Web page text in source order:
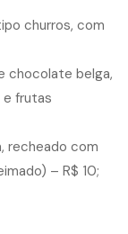
churros, com
chocolate belga,
frutas
recheado com
– R$ 10;